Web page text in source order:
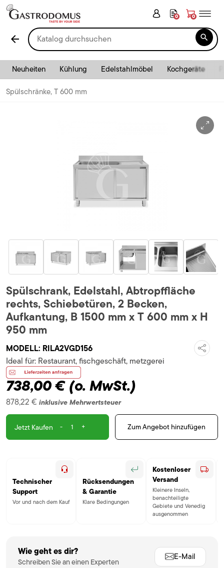
0 0
arrow_back 
Neuheiten Kühlung Edelstahlmöbel Kochgeräte
Spülschränke, T 600 mm
Spülschrank, Edelstahl, Abtropffläche
rechts, Schiebetüren, 2 Becken,
Aufkantung, B 1500 mm x T 600 mm x H
950 mm
MODELL: RILA2VGD156
738,00 €(o. MwSt.)
878,22 € inklusive Mehrwertsteuer
Ideal für: Restaurant, fischgeschäft, metzgerei
Jetzt Kaufen - + Zum Angebot hinzufügen
Technischer
Support
Vor und nach dem Kauf
Rücksendungen
& Garantie
Klare Bedingungen
Kostenloser
Versand
Kleinere Inseln,
benachteiligte
Gebiete und Venedig
ausgenommen
Wie geht es dir?
Schreiben Sie an einen Experten
E-Mail